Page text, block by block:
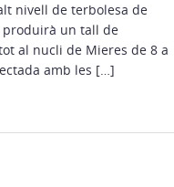
nivell de terbolesa de
produirà un tall de
al nucli de Mieres de 8 a
amb les […]